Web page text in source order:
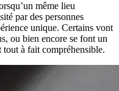
même lieu
par des personnes
unique. Certains vont
ou bien encore se font un
tout à fait compréhensible.